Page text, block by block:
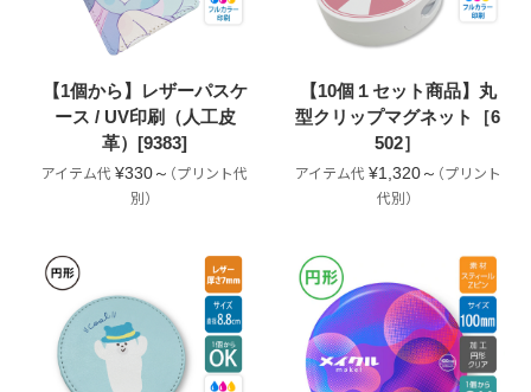
【1個から】レザーパスケ
ース / UV印刷（人工皮
革）[9383]
¥330～
【10個１セット商品】丸
型クリップマグネット［6
502］
¥1,320～